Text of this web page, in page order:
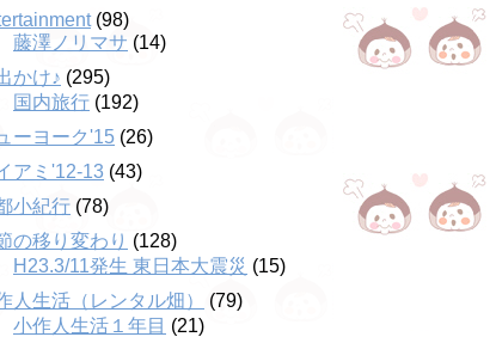
(98)
藤澤ノリマサ (14)
かけ♪ (295)
国内旅行 (192)
ーヨーク'15 (26)
アミ'12-13 (43)
小紀行 (78)
の移り変わり (128)
H23.3/11発生 東日本大震災 (15)
人生活（レンタル畑）
(79)
小作人生活１年目 (21)